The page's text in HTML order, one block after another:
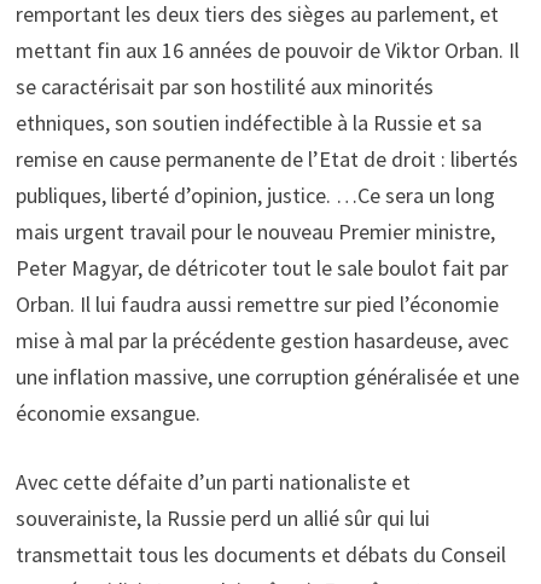
remportant les deux tiers des sièges au parlement, et
mettant fin aux 16 années de pouvoir de Viktor Orban. Il
se caractérisait par son hostilité aux minorités
ethniques, son soutien indéfectible à la Russie et sa
remise en cause permanente de l’Etat de droit : libertés
publiques, liberté d’opinion, justice. …Ce sera un long
mais urgent travail pour le nouveau Premier ministre,
Peter Magyar, de détricoter tout le sale boulot fait par
Orban. Il lui faudra aussi remettre sur pied l’économie
mise à mal par la précédente gestion hasardeuse, avec
une inflation massive, une corruption généralisée et une
économie exsangue.
Avec cette défaite d’un parti nationaliste et
souverainiste, la Russie perd un allié sûr qui lui
transmettait tous les documents et débats du Conseil